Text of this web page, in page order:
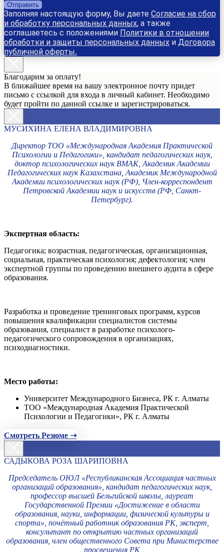
Отправить
Заполняя настоящую форму, Вы даете Согласие на сбор
и обработку персональных данных, а также
соглашаетесь с положениями Политики в отношении
обработки и защиты персональных данных и Договора
публичной оферты.
Благодарим за оплату!
В ближайшее время на вашу электронное почту придет
письмо с ссылкой для входа в личный кабинет. Необходимо
будет пройти по данной ссылке и зарегистрироваться.
МУСИХИНА ЕЛЕНА ВЛАДИМИРОВНА
Директор ТОО «Международная Академия Практической
Психологии и Педагогики», кандидат педагогических наук,
доктор психологических наук ВМАК, Академик Академии
Педагогических наук Казахстана, Академик Международной
Академии психологических наук (РФ), Член-корреспондент
Петровской Академии наук и искусств (РФ, Санкт-
Петербург).
Экспертная область:
Педагогика; возрастная, педагогическая, организационная,
социальная, практическая психология; дефектология; член
экспертной группы по проведению внешнего аудита в сфере
образования.
Разработка и проведение тренинговых программ, курсов
повышения квалификации специалистов системы
образования, специалист в разработке психолого-
педагогического сопровождения в организациях,
психодиагностики.
Место работы:
Университет Международного Бизнеса, РК г. Алматы
ТОО «Международная Академия Практической
Психологии и Педагогики», РК г. Алматы
Смотреть Резюме ➝
САДЫКОВА РОЗА ШАРИПОВНА
Председатель ОЮЛ «Республиканская Ассоциация частных
организаций образования», кандидат педагогических наук,
профессор высшей Бельгийской школы, лауреат
Государственной Премии «Достижение в области
образования, науки, информации, физической культуры и
спорта», почётный работник образования РК, эксперт,
консультант по открытию частных организаций
образования, член общественного Совета при Министерстве
просвещения РК